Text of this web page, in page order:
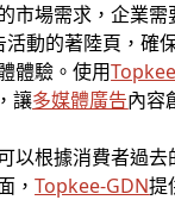
場需求，企業
動的著陸頁，確
體驗。使用
讓多媒體廣告內容
根據消費者過
，Topkee-GDN提